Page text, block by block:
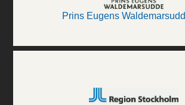
Prins Eugens